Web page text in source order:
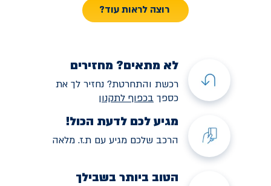
רוצה לראות עוד?
לא מתאים? מחזירים
רכשת והתחרטת? נחזיר לך את
כספך בכפוף לתקנון
מגיע לכם לדעת הכול!
הרכב שלכם מגיע עם ת.ז. מלאה
הטוב ביותר בשבילך